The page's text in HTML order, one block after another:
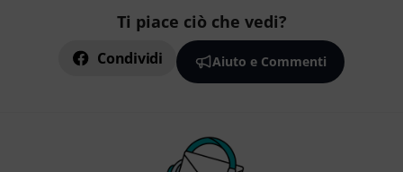
Ti piace ciò che vedi?
Condividi Aiuto e Commenti